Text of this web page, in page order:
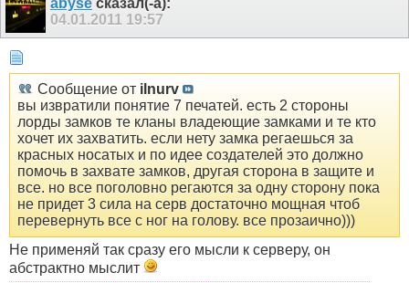
04.01.2011 19:57
Сообщение от ilnurv
вы извратили понятие 7 печатей. есть 2 стороны
лорды замков те кланы владеющие замками и те кто
хочет их захватить. если нету замка регаешься за
красных носатых и по идее создателей это должно
помочь в захвате замков, другая сторона в защите и
все. но все поголовно регаются за одну сторону пока
не придет 3 сила на серв достаточно мощная чтоб
перевернуть все с ног на голову. все прозаично)))
Не применяй так сразу его мысли к серверу, он
абстрактно мыслит